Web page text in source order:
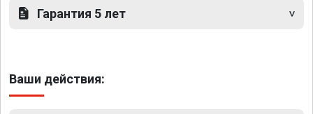
Гарантия 5 лет
Ваши действия: